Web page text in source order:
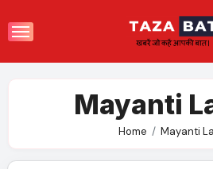
to
Mayanti
Home Mayanti